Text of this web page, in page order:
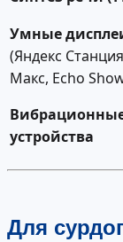
Умные
(Яндекс Станция
Макс, Echo
устройства
Для